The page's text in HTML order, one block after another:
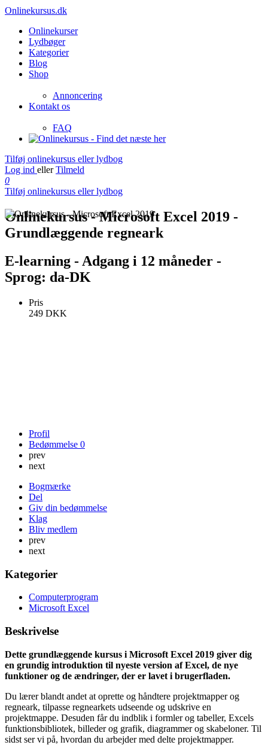
Onlinekursus.dk
Onlinekurser
Lydbøger
Kategorier
Blog
Shop
Annoncering
Kontakt os
FAQ
Tilføj onlinekursus eller lydbog
Log ind eller Tilmeld
0
Tilføj onlinekursus eller lydbog
Onlinekursus - Microsoft Excel 2019 -
Grundlæggende regneark
E-learning - Adgang i 12 måneder -
Sprog: da-DK
Pris
249 DKK
Profil
Bedømmelse 0
prev
next
Bogmærke
Del
Giv din bedømmelse
Klag
Bliv medlem
prev
next
Kategorier
Computerprogram
Microsoft Excel
Beskrivelse
Dette grundlæggende kursus i Microsoft Excel 2019 giver dig
en grundig introduktion til nyeste version af Excel, de nye
funktioner og de ændringer, der er lavet i brugerfladen.
Du lærer blandt andet at oprette og håndtere projektmapper og
regneark, tilpasse regnearkets udseende og udskrive en
projektmappe. Desuden får du indblik i formler og tabeller, Excels
funktionsbibliotek, billeder og grafik, diagrammer og skabeloner. Til
sidst ser vi på, hvordan du arbejder med delte projektmapper.